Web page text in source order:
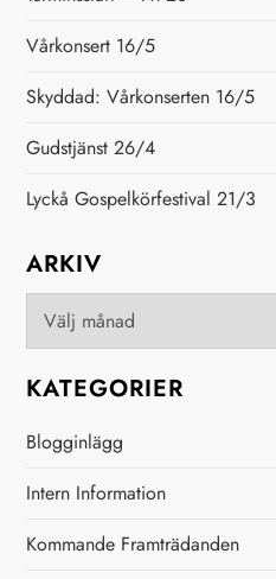
g
g
s
n
a
v
i
g
e
r
Vårkonsert 16/5
Skyddad: Vårkonserten 16/5
Gudstjänst 26/4
Lyckå Gospelkörfestival 21/3
ARKIV
Arkiv
KATEGORIER
Blogginlägg
Intern Information
Kommande Framträdanden